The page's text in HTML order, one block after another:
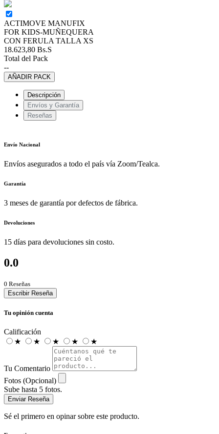
ACTIMOVE MANUFIX
FOR KIDS-MUÑEQUERA
CON FERULA TALLA XS
18.623,80 Bs.S
Total del Pack
--
AÑADIR PACK
Descripción
Envíos y Garantía
Reseñas
Envío Nacional
Envíos asegurados a todo el país vía Zoom/Tealca.
Garantía
3 meses de garantía por defectos de fábrica.
Devoluciones
15 días para devoluciones sin costo.
0.0
0 Reseñas
Escribir Reseña
Tu opinión cuenta
Calificación
★
★ ★ ★ ★
Tu Comentario
Fotos (Opcional)
Sube hasta 5 fotos.
Enviar Reseña
Sé el primero en opinar sobre este producto.